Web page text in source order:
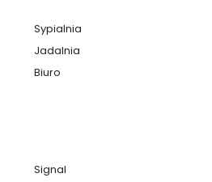
216 cm
standardowe
tak
Sypialnia
Jadalnia
Biuro
Signal